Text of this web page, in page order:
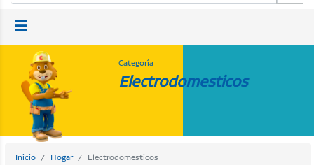
Categoría
Electrodomesticos
Inicio Hogar Electrodomesticos